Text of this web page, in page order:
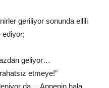
geriliyor sonunda ellili
ediyor;
geliyor…
etmeye!”